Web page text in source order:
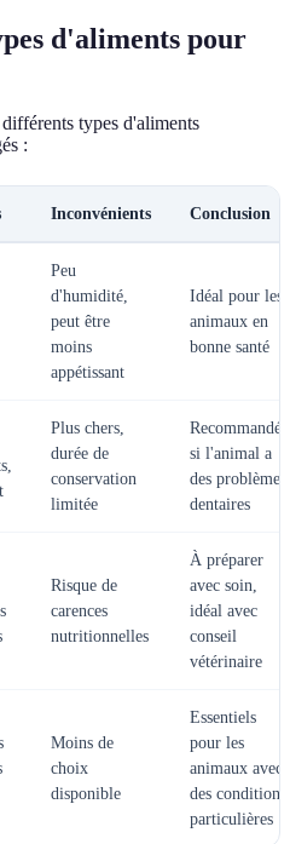
d'aliments pour
types d'aliments
:
Inconvénients Conclusion
Peu
d'humidité,
peut être
moins
appétissant
Idéal pour les
animaux en
bonne santé
Plus chers,
durée de
conservation
limitée
Recommandés
si l'animal a
des problèmes
dentaires
Risque de
carences
nutritionnelles
À préparer
avec soin,
idéal avec
conseil
vétérinaire
Moins de
choix
disponible
Essentiels
pour les
animaux avec
des conditions
particulières